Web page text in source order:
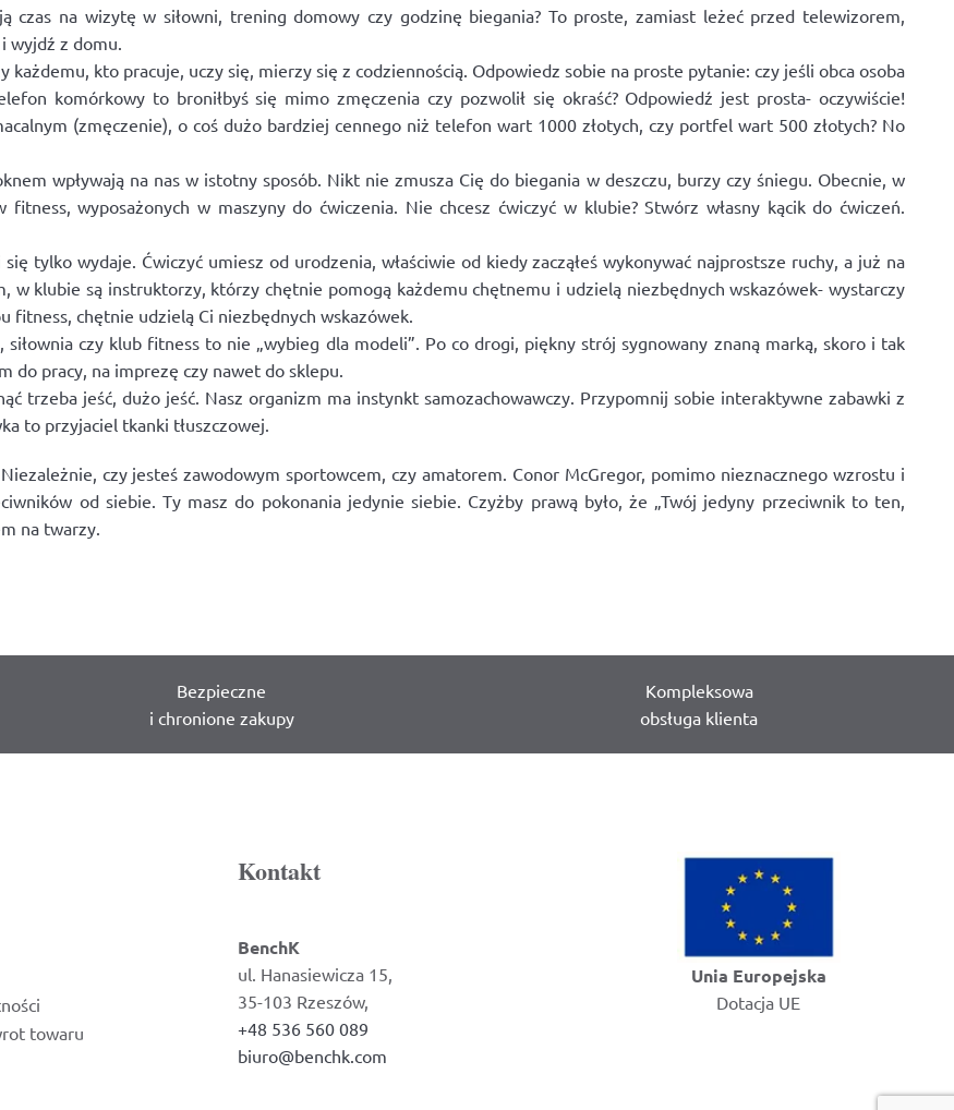
czas na wizytę w siłowni, trening domowy czy godzinę biegania? To proste, zamiast leżeć przed telewizorem,
wyjdź z domu.
każdemu, kto pracuje, uczy się, mierzy się z codziennością. Odpowiedz sobie na proste pytanie: czy jeśli obca osoba
komórkowy to broniłbyś się mimo zmęczenia czy pozwolił się okraść? Odpowiedź jest prosta- oczywiście!
(zmęczenie), o coś dużo bardziej cennego niż telefon wart 1000 złotych, czy portfel wart 500 złotych? No
wpływają na nas w istotny sposób. Nikt nie zmusza Cię do biegania w deszczu, burzy czy śniegu. Obecnie, w
wyposażonych w maszyny do ćwiczenia. Nie chcesz ćwiczyć w klubie? Stwórz własny kącik do ćwiczeń.
tylko wydaje. Ćwiczyć umiesz od urodzenia, właściwie od kiedy zacząłeś wykonywać najprostsze ruchy, a już na
w klubie są instruktorzy, którzy chętnie pomogą każdemu chętnemu i udzielą niezbędnych wskazówek- wystarczy
fitness, chętnie udzielą Ci niezbędnych wskazówek.
czy klub fitness to nie „wybieg dla modeli”. Po co drogi, piękny strój sygnowany znaną marką, skoro i tak
do pracy, na imprezę czy nawet do sklepu.
trzeba jeść, dużo jeść. Nasz organizm ma instynkt samozachowawczy. Przypomnij sobie interaktywne zabawki z
to przyjaciel tkanki tłuszczowej.
czy jesteś zawodowym sportowcem, czy amatorem. Conor McGregor, pomimo nieznacznego wzrostu i
od siebie. Ty masz do pokonania jedynie siebie. Czyżby prawą było, że „Twój jedyny przeciwnik to ten,
na twarzy.
Bezpieczne
i chronione zakupy
Kompleksowa
obsługa klienta
towaru
Kontakt
BenchK
ul. Hanasiewicza 15,
35-103 Rzeszów,
+48 536 560 089
biuro@benchk.com
Unia Europejska
Dotacja UE